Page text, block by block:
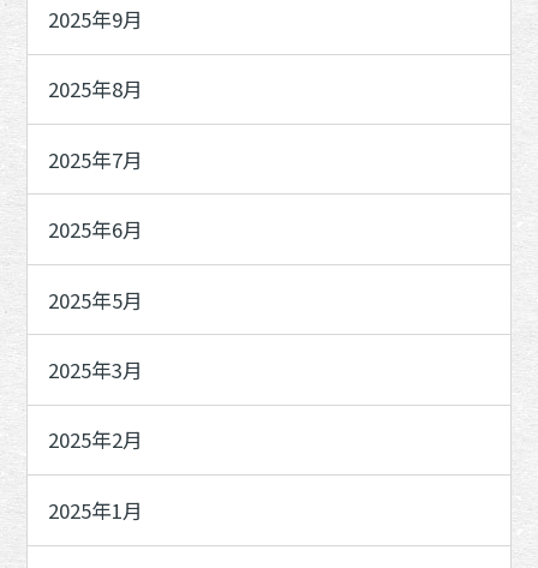
2025年9月
2025年8月
2025年7月
2025年6月
2025年5月
2025年3月
2025年2月
2025年1月